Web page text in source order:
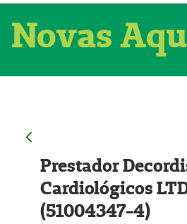
Novas
Prestador
Cardiológicos
(51004347-4)